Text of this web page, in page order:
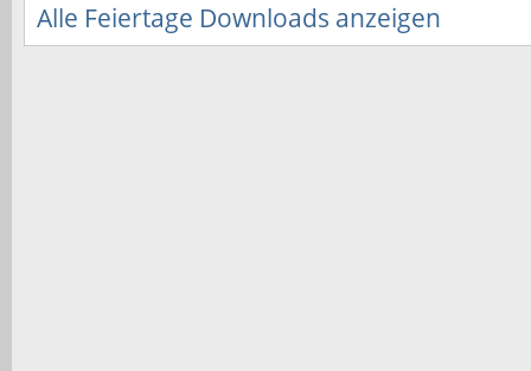
Alle Feiertage Downloads anzeigen